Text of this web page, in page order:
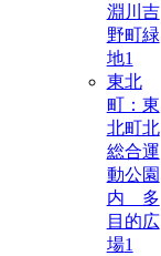
淵川吉
野町緑
地1
東北
町：東
北町北
総合運
動公園
内 多
目的広
場1